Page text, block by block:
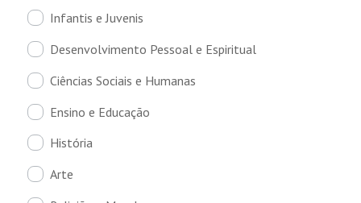
Infantis e Juvenis
Desenvolvimento Pessoal e Espiritual
Ciências Sociais e Humanas
Ensino e Educação
História
Arte